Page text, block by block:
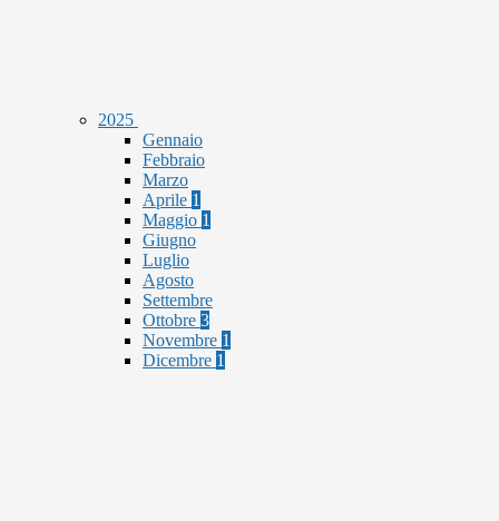
2025
Gennaio
Febbraio
Marzo
Aprile 1
Maggio 1
Giugno
Luglio
Agosto
Settembre
Ottobre 3
Novembre 1
Dicembre 1